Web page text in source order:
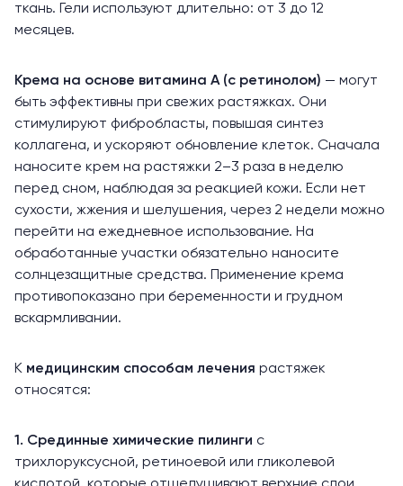
ткань. Гели используют длительно: от 3 до 12
месяцев.
Крема на основе витамина А (с ретинолом) — могут
быть эффективны при свежих растяжках. Они
стимулируют фибробласты, повышая синтез
коллагена, и ускоряют обновление клеток. Сначала
наносите крем на растяжки 2–3 раза в неделю
перед сном, наблюдая за реакцией кожи. Если нет
сухости, жжения и шелушения, через 2 недели можно
перейти на ежедневное использование. На
обработанные участки обязательно наносите
солнцезащитные средства. Применение крема
противопоказано при беременности и грудном
вскармливании.
К медицинским способам лечения растяжек
относятся:
1. Срединные химические пилинги с
трихлоруксусной, ретиноевой или гликолевой